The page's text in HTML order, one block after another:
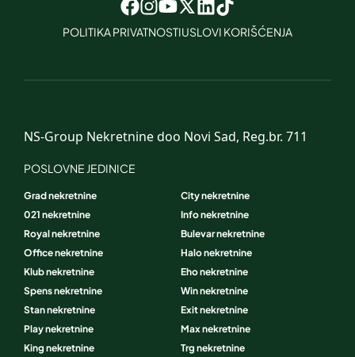
POLITIKA PRIVATNOSTIUSLOVI KORIŠĆENJA
NS-Group Nekretnine doo Novi Sad, Reg.br. 711
POSLOVNE JEDINICE
Grad nekretnine
City nekretnine
021 nekretnine
Info nekretnine
Royal nekretnine
Bulevar nekretnine
Office nekretnine
Halo nekretnine
Klub nekretnine
Eho nekretnine
Spens nekretnine
Win nekretnine
Stan nekretnine
Exit nekretnine
Play nekretnine
Max nekretnine
King nekretnine
Trg nekretnine